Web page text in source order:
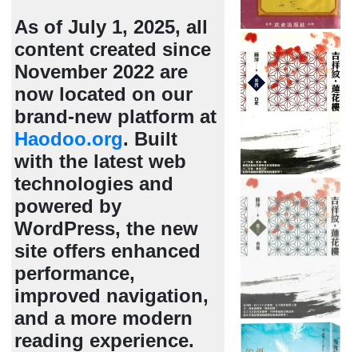
As of July 1, 2025, all
content created since
November 2022 are
now located on our
brand-new platform at
Haodoo.org. Built
with the latest web
technologies and
powered by
WordPress, the new
site offers enhanced
performance,
improved navigation,
and a more modern
reading experience.